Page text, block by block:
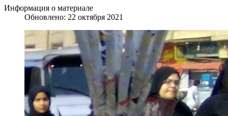
Информация о материале
Обновлено: 22 октября 2021